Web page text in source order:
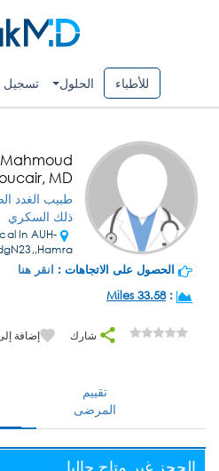
للأطباء الحلول تسجيل
Mahmoud
MD
طبيب الغدد
ذلك السكري
In AUH-
الحصول على الاتجاهات : انقر هنا
:
33.58 Miles
شارك إضافة
تقييم
المرضى
الحجز غير متاح حاليا